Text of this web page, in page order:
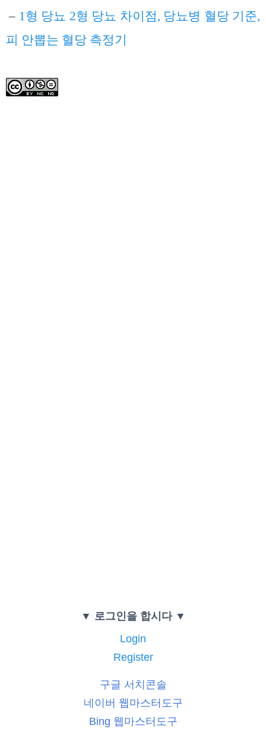
– 1형 당뇨 2형 당뇨 차이점, 당뇨병 혈당 기준,
피 안뽑는 혈당 측정기
▼ 로그인을 합시다 ▼
Login
Register
구글 서치콘솔
네이버 웹마스터도구
Bing 웹마스터도구